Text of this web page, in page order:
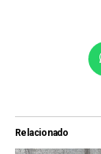
Relacionado